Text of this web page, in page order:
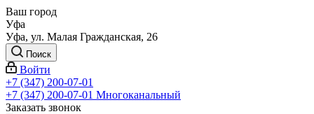
Ваш город
Уфа
Уфа, ул. Малая Гражданская, 26
Поиск
Войти
+7 (347) 200-07-01
+7 (347) 200-07-01 Многоканальный
Заказать звонок